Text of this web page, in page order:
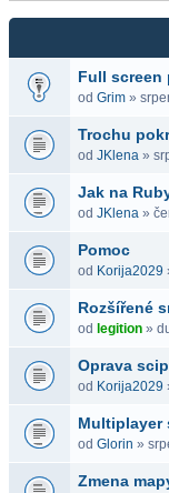
Full screen
od Grim »
Trochu
od JKlena »
Jak na
od JKlena »
Pomoc
od Korija2029
Rozšířené
od legition »
Oprava
od Korija2029
Multiplayer
od Glorin »
Zmena